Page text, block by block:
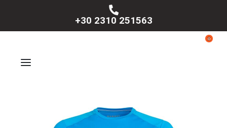
+30 2310 251563
0